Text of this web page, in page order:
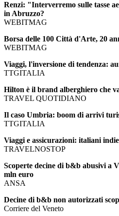
Renzi: "Interverremo sulle tasse
in Abruzzo?
WEBITMAG
Borsa delle 100 Città d'Arte, 20
WEBITMAG
Viaggi, l'inversione di tendenza:
TTGITALIA
Hilton è il brand alberghiero che
TRAVEL QUOTIDIANO
Il caso Umbria: boom di arrivi
TTGITALIA
Viaggi e assicurazioni: italiani
TRAVELNOSTOP
Scoperte decine di b&b abusivi a
mln euro
ANSA
Decine di b&b non autorizzati
Corriere del Veneto